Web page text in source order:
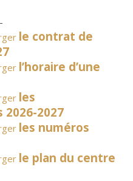
le contrat de
l’horaire d’une
les
2027
les numéros
le plan du centre